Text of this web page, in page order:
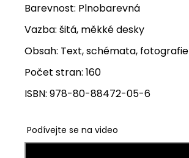
Barevnost: Plnobarevná
Vazba: šitá, měkké desky
Obsah: Text, schémata, fotografie
Počet stran: 160
ISBN: 978-80-88472-05-6
Podívejte se na video